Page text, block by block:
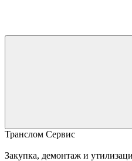
Транслом Сервис
Закупка, демонтаж и